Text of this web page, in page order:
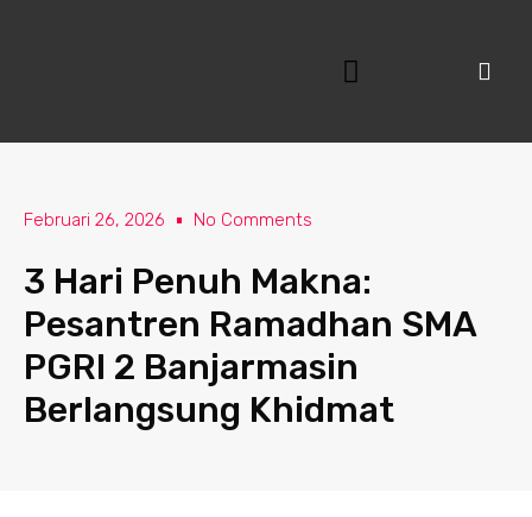
Februari 26, 2026 No Comments
3 Hari Penuh Makna:
Pesantren Ramadhan SMA
PGRI 2 Banjarmasin
Berlangsung Khidmat